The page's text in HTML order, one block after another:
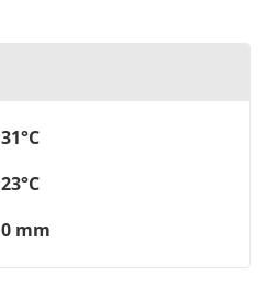
31°C
23°C
0 mm